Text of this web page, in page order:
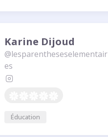
Karine Dijoud
@lesparentheseselementair
es
Éducation